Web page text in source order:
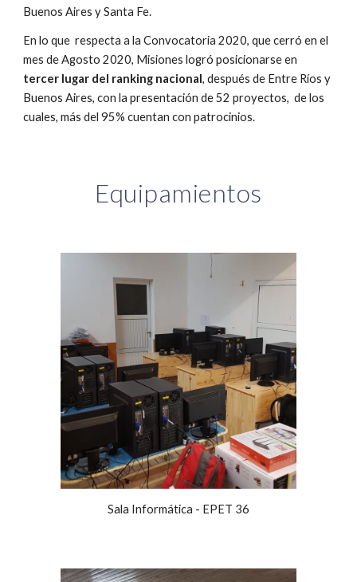
Buenos Aires y Santa Fe.
En lo que  respecta a la Convocatoria 2020, que cerró en el
mes de Agosto 2020, Misiones logró posicionarse en
tercer lugar del ranking nacional, después de Entre Ríos y
Buenos Aires, con la presentación de 52 proyectos,  de los
cuales, más del 95% cuentan con patrocinios.
Equipamientos
Sala Informática - EPET 36